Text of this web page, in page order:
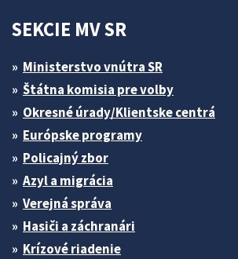
SEKCIE MV SR
Ministerstvo vnútra SR
Štátna komisia pre volby
Okresné úrady/Klientske centrá
Európske programy
Policajný zbor
Azyl a migrácia
Verejná správa
Hasiči a záchranári
Krízové riadenie